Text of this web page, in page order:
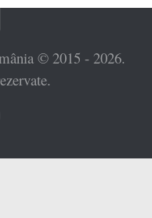
© 2015 - 2026.